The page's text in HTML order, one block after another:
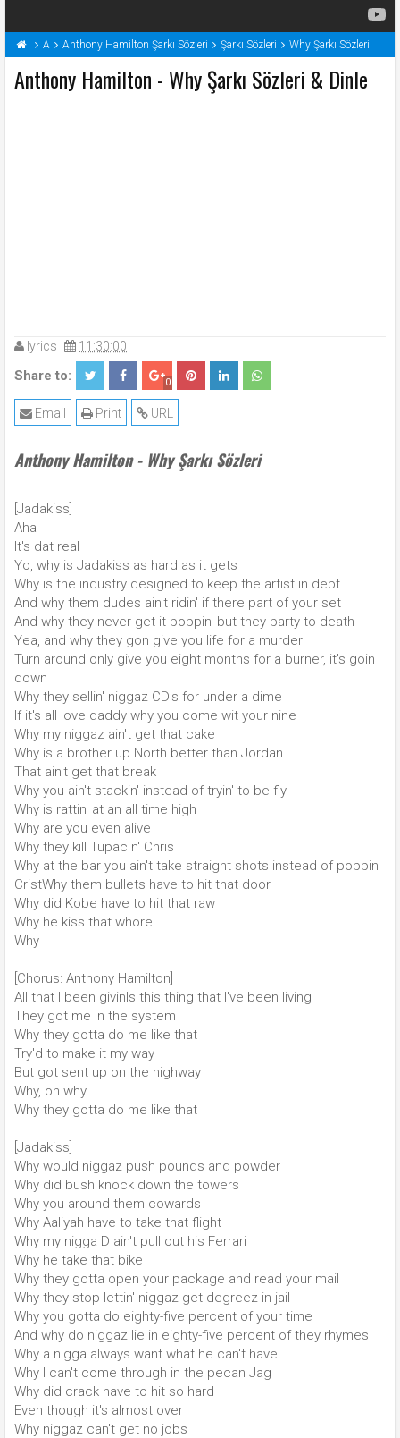
A Anthony Hamilton Şarkı Sözleri Şarkı Sözleri Why Şarkı Sözleri
Anthony Hamilton - Why Şarkı Sözleri & Dinle
lyrics 11:30:00
Share to: 0
URL
Print
Email
Anthony Hamilton - Why Şarkı Sözleri
[Jadakiss]
Aha
It's dat real
Yo, why is Jadakiss as hard as it gets
Why is the industry designed to keep the artist in debt
And why them dudes ain't ridin' if there part of your set
And why they never get it poppin' but they party to death
Yea, and why they gon give you life for a murder
Turn around only give you eight months for a burner, it's goin
down
Why they sellin' niggaz CD's for under a dime
If it's all love daddy why you come wit your nine
Why my niggaz ain't get that cake
Why is a brother up North better than Jordan
That ain't get that break
Why you ain't stackin' instead of tryin' to be fly
Why is rattin' at an all time high
Why are you even alive
Why they kill Tupac n' Chris
Why at the bar you ain't take straight shots instead of poppin
CristWhy them bullets have to hit that door
Why did Kobe have to hit that raw
Why he kiss that whore
Why
[Chorus: Anthony Hamilton]
All that I been givinIs this thing that I've been living
They got me in the system
Why they gotta do me like that
Try'd to make it my way
But got sent up on the highway
Why, oh why
Why they gotta do me like that
[Jadakiss]
Why would niggaz push pounds and powder
Why did bush knock down the towers
Why you around them cowards
Why Aaliyah have to take that flight
Why my nigga D ain't pull out his Ferrari
Why he take that bike
Why they gotta open your package and read your mail
Why they stop lettin' niggaz get degreez in jail
Why you gotta do eighty-five percent of your time
And why do niggaz lie in eighty-five percent of they rhymes
Why a nigga always want what he can't have
Why I can't come through in the pecan Jag
Why did crack have to hit so hard
Even though it's almost over
Why niggaz can't get no jobs